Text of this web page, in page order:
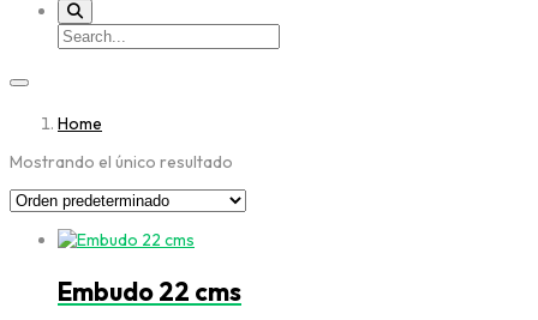
Home
Mostrando el único resultado
Embudo 22 cms